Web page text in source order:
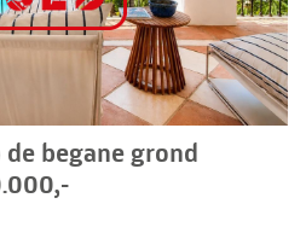
begane grond